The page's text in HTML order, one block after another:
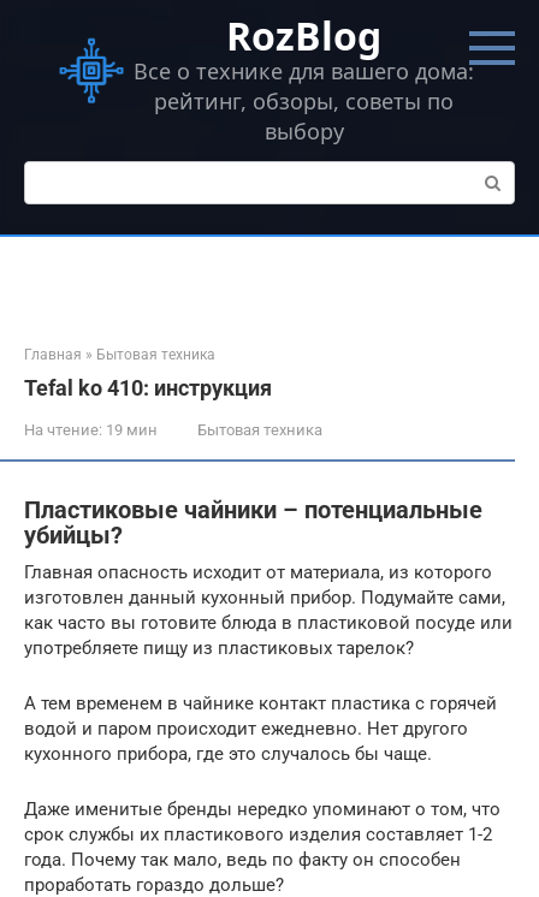
контенту
RozBlog
Все о технике для вашего дома:
рейтинг, обзоры, советы по
выбору
Поиск:
Главная » Бытовая техника
Tefal ko 410: инструкция
На чтение: 19 мин Бытовая техника
Пластиковые чайники – потенциальные
убийцы?
Главная опасность исходит от материала, из которого
изготовлен данный кухонный прибор. Подумайте сами,
как часто вы готовите блюда в пластиковой посуде или
употребляете пищу из пластиковых тарелок?
А тем временем в чайнике контакт пластика с горячей
водой и паром происходит ежедневно. Нет другого
кухонного прибора, где это случалось бы чаще.
Даже именитые бренды нередко упоминают о том, что
срок службы их пластикового изделия составляет 1-2
года. Почему так мало, ведь по факту он способен
проработать гораздо дольше?